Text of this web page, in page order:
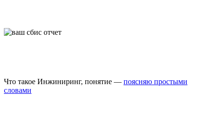
Что такое Инжиниринг, понятие — поясняю простыми
словами